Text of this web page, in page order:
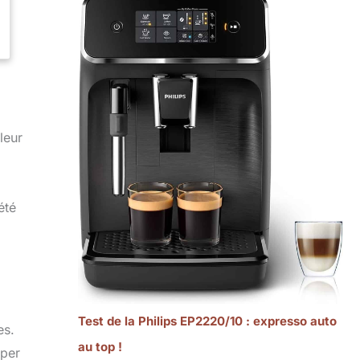
Test de la Philips EP2220/10 : expresso auto
au top !